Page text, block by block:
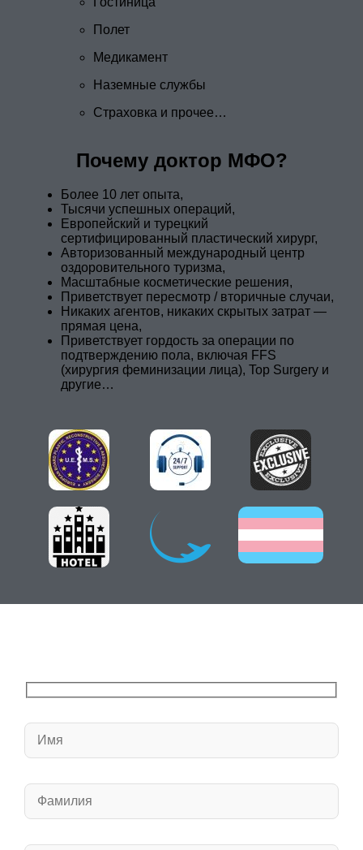
Полет
Медикамент
Наземные службы
Страховка и прочее…
Почему доктор МФО?
Более 10 лет опыта,
Тысячи успешных операций,
Европейский и турецкий
сертифицированный пластический хирург,
Авторизованный международный центр
оздоровительного туризма,
Масштабные косметические решения,
Приветствует пересмотр / вторичные случаи,
Никаких агентов, никаких скрытых затрат —
прямая цена,
Приветствует гордость за операции по
подтверждению пола, включая FFS
(хирургия феминизации лица), Top Surgery и
другие…